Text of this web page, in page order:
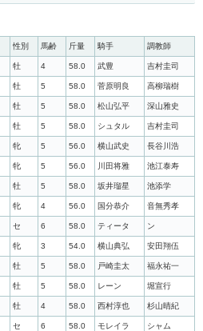
性別 馬齢 斤量 騎手 調教師
牡 4 58.0 武豊 吉村圭司
牡 5 58.0 菅原明良 高柳瑞樹
牡 5 58.0 松山弘平 深山雅史
牡 5 58.0 シュタル 吉村圭司
牝 5 56.0 横山武史 長谷川浩
牝 5 56.0 川田将雅 池江泰寿
牡 5 58.0 坂井瑠星 池添学
牝 4 56.0 国分恭介 音無秀孝
セ 6 58.0 ティータ ン
牝 3 54.0 横山典弘 安田翔伍
牡 5 58.0 戸崎圭太 福永祐一
牡 5 58.0 レーン 堀宣行
牡 4 58.0 西村淳也 杉山晴紀
セ 6 58.0 モレイラ シャム